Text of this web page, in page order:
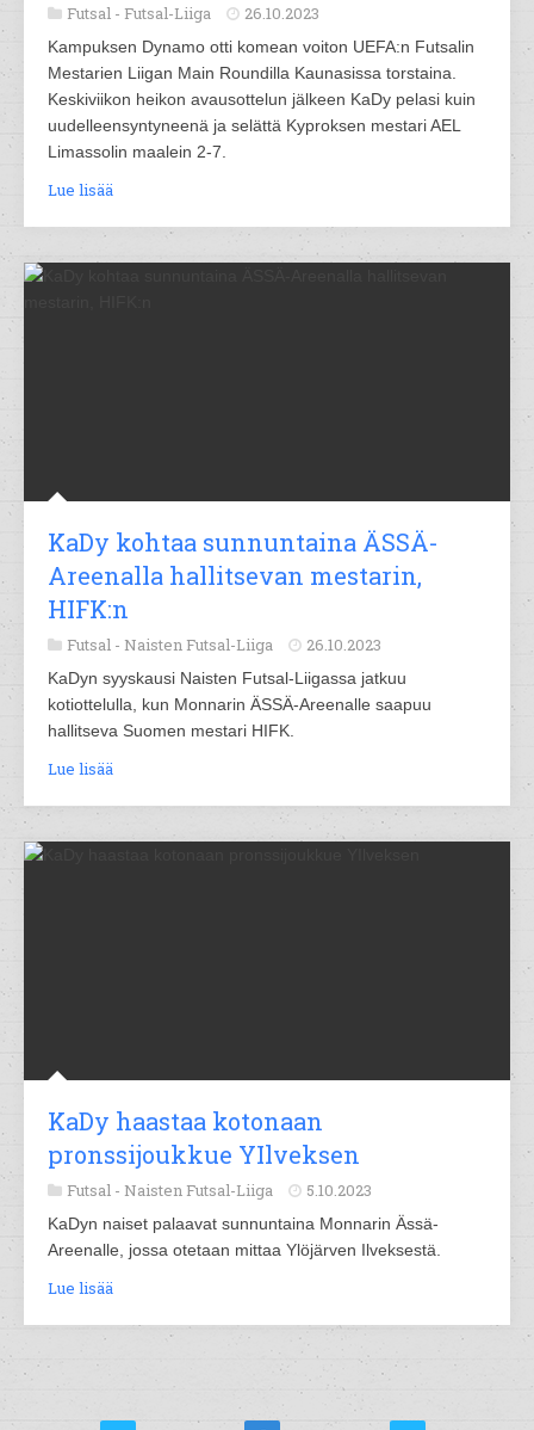
Futsal - Futsal-Liiga 26.10.2023
Kampuksen Dynamo otti komean voiton UEFA:n Futsalin
Mestarien Liigan Main Roundilla Kaunasissa torstaina.
Keskiviikon heikon avausottelun jälkeen KaDy pelasi kuin
uudelleensyntyneenä ja selättä Kyproksen mestari AEL
Limassolin maalein 2-7.
Lue lisää
KaDy kohtaa sunnuntaina ÄSSÄ-
Areenalla hallitsevan mestarin,
HIFK:n
Futsal - Naisten Futsal-Liiga 26.10.2023
KaDyn syyskausi Naisten Futsal-Liigassa jatkuu
kotiottelulla, kun Monnarin ÄSSÄ-Areenalle saapuu
hallitseva Suomen mestari HIFK.
Lue lisää
KaDy haastaa kotonaan
pronssijoukkue YIlveksen
Futsal - Naisten Futsal-Liiga 5.10.2023
KaDyn naiset palaavat sunnuntaina Monnarin Ässä-
Areenalle, jossa otetaan mittaa Ylöjärven Ilveksestä.
Lue lisää